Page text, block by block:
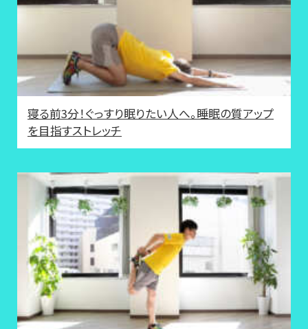
寝る前3分！ぐっすり眠りたい人へ。睡眠の質アップ
を目指すストレッチ